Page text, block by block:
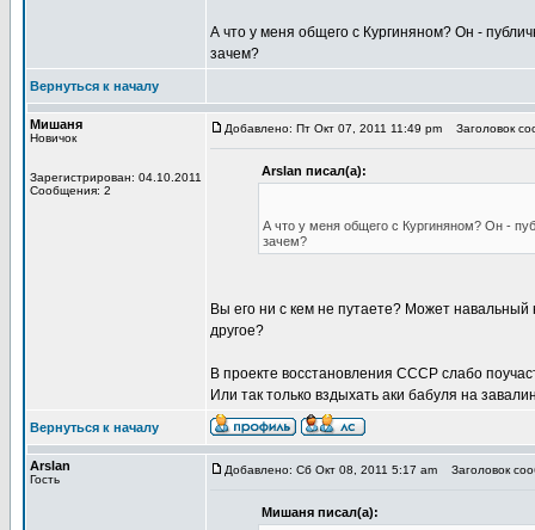
А что у меня общего с Кургиняном? Он -
зачем?
Вернуться к началу
Мишаня
Новичок
Зарегистрирован: 04.10.2011
Сообщения: 2
Добавлено: Пт Окт 07, 2011 11:49 pm Заголовок
Arslan писал(а):
А что у меня общего с Кургиняном? Он -
зачем?
Вы его ни с кем не путаете? Может навальный
другое?
В проекте восстановления СССР слабо
Или так только вздыхать аки бабуля на
Вернуться к началу
Arslan
Гость
Добавлено: Сб Окт 08, 2011 5:17 am Заголовок
Мишаня писал(а):